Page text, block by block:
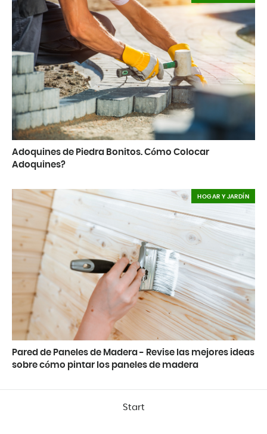
Adoquines de Piedra Bonitos. Cómo Colocar
Adoquines?
Pared de Paneles de Madera - Revise las mejores ideas
sobre cómo pintar los paneles de madera
HOGAR Y JARDÍN
Start